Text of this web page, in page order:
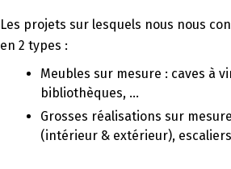
Les projets sur lesquels nous nous
en 2 types :
Meubles sur mesure : caves à
bibliothèques, …
Grosses réalisations sur
(intérieur & extérieur),